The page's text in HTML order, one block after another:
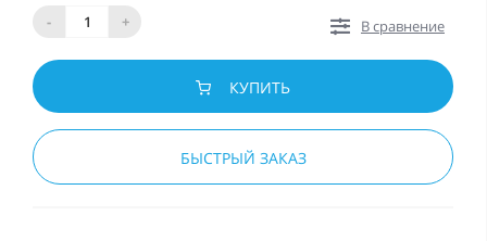
-
+
В сравнение
КУПИТЬ
БЫСТРЫЙ ЗАКАЗ